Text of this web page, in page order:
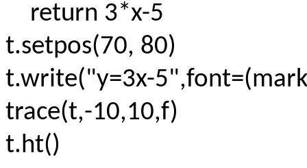
return 3*x-5
t.setpos(70, 80)
t.write("y=3x-
trace(t,-10,10,f)
t.ht()